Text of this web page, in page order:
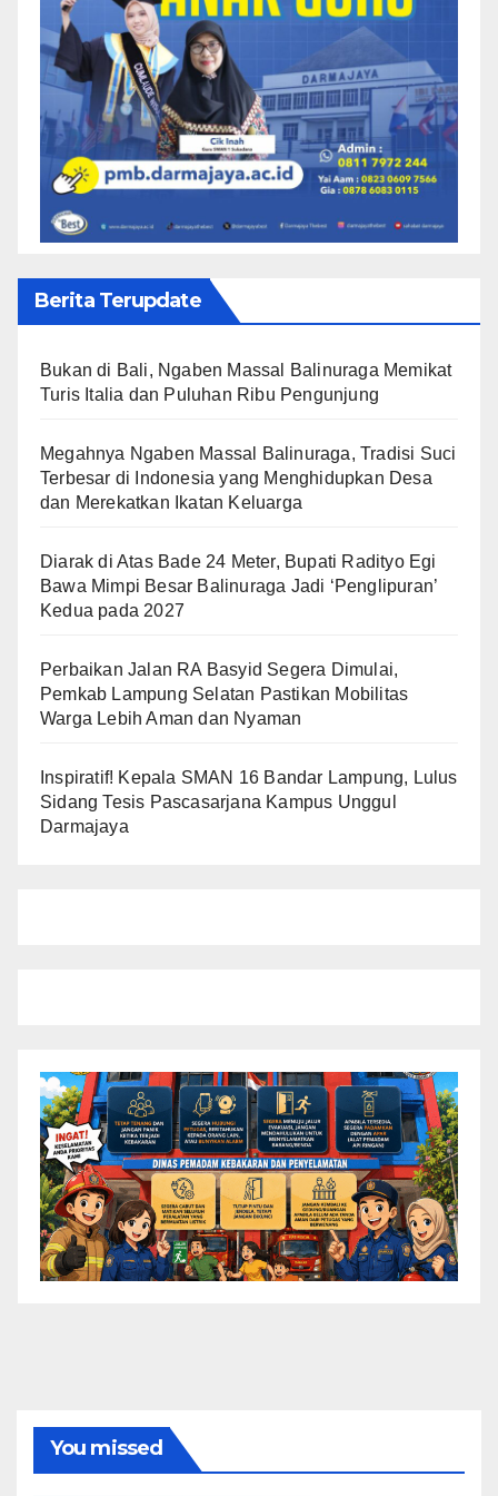
Berita Terupdate
Bukan di Bali, Ngaben Massal Balinuraga Memikat
Turis Italia dan Puluhan Ribu Pengunjung
Megahnya Ngaben Massal Balinuraga, Tradisi Suci
Terbesar di Indonesia yang Menghidupkan Desa
dan Merekatkan Ikatan Keluarga
Diarak di Atas Bade 24 Meter, Bupati Radityo Egi
Bawa Mimpi Besar Balinuraga Jadi ‘Penglipuran’
Kedua pada 2027
Perbaikan Jalan RA Basyid Segera Dimulai,
Pemkab Lampung Selatan Pastikan Mobilitas
Warga Lebih Aman dan Nyaman
Inspiratif! Kepala SMAN 16 Bandar Lampung, Lulus
Sidang Tesis Pascasarjana Kampus Unggul
Darmajaya
You missed